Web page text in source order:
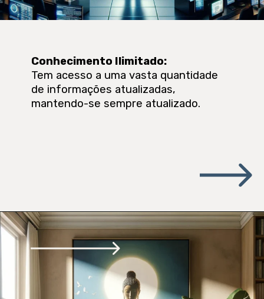
Conhecimento Ilimitado:
Tem acesso a uma vasta quantidade
de informações atualizadas,
mantendo-se sempre atualizado.